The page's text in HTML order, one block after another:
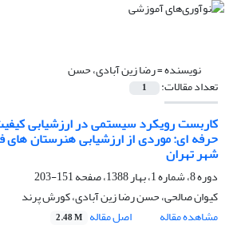
نویسنده =رضا زین آبادی، حسن
تعداد مقالات: 1
کاربست رویکرد سیستمی در ارزشیابی
حرفه ای: موردی از ارزشیابی هنرستان های
شهر تهران
دوره 8، شماره 1، بهار 1388، صفحه
151-203
کیوان صالحی، حسن رضا زین آبادی، کورش پرند
مشاهده مقاله
اصل مقاله 2.48 M